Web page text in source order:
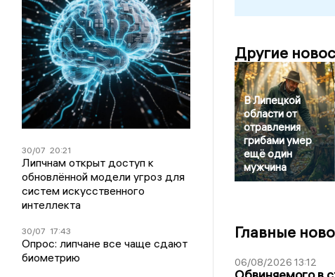
30/07 20:21
Липчнам открыт доступ к
обновлённой модели угроз для
систем искусственного
интеллекта
30/07 17:43
Опрос: липчане все чаще сдают
биометрию
Другие
В Липецкой
области от
отравления
грибами умер
ещё один
мужчина
Главные
06/08/2026 13:12